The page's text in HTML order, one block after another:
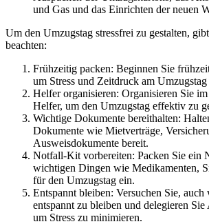
und Gas und das Einrichten der neuen
Um den Umzugstag stressfrei zu gestalten,
beachten:
Frühzeitig packen: Beginnen Sie
um Stress und Zeitdruck am
Helfer organisieren: Organisieren Sie
Helfer, um den Umzugstag effektiv zu
Wichtige Dokumente bereithalten:
Dokumente wie Mietverträge,
Ausweisdokumente bereit.
Notfall-Kit vorbereiten: Packen Sie ein
wichtigen Dingen wie Medikamenten,
für den Umzugstag ein.
Entspannt bleiben: Versuchen Sie,
entspannt zu bleiben und delegieren
um Stress zu minimieren.